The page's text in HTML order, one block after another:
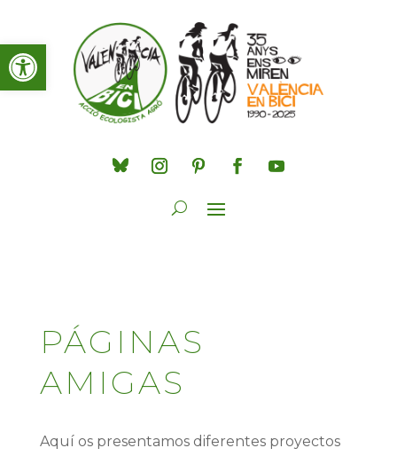
Obre la barra d'eines
PÁGINAS
AMIGAS
Aquí os presentamos diferentes proyectos